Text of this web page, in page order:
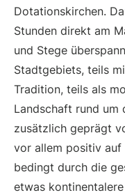
Dotationskirchen.
Stunden direkt am
und Stege
Stadtgebiets, teils
Tradition, teils als
Landschaft rund um
zusätzlich geprägt
vor allem positiv auf
bedingt durch die
etwas